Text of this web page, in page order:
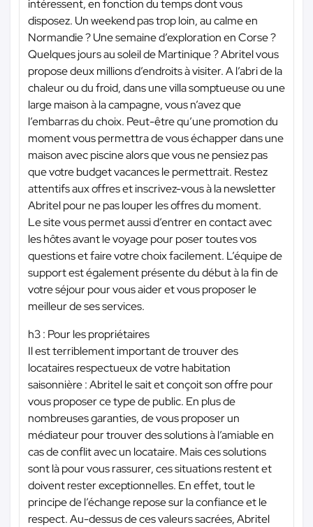
intéressent, en fonction du temps dont vous
disposez. Un weekend pas trop loin, au calme en
Normandie ? Une semaine d’exploration en Corse ?
Quelques jours au soleil de Martinique ? Abritel vous
propose deux millions d’endroits à visiter. A l’abri de la
chaleur ou du froid, dans une villa somptueuse ou une
large maison à la campagne, vous n’avez que
l’embarras du choix. Peut-être qu’une promotion du
moment vous permettra de vous échapper dans une
maison avec piscine alors que vous ne pensiez pas
que votre budget vacances le permettrait. Restez
attentifs aux offres et inscrivez-vous à la newsletter
Abritel pour ne pas louper les offres du moment.
Le site vous permet aussi d’entrer en contact avec
les hôtes avant le voyage pour poser toutes vos
questions et faire votre choix facilement. L’équipe de
support est également présente du début à la fin de
votre séjour pour vous aider et vous proposer le
meilleur de ses services.
h3 : Pour les propriétaires
Il est terriblement important de trouver des
locataires respectueux de votre habitation
saisonnière : Abritel le sait et conçoit son offre pour
vous proposer ce type de public. En plus de
nombreuses garanties, de vous proposer un
médiateur pour trouver des solutions à l’amiable en
cas de conflit avec un locataire. Mais ces solutions
sont là pour vous rassurer, ces situations restent et
doivent rester exceptionnelles. En effet, tout le
principe de l’échange repose sur la confiance et le
respect. Au-dessus de ces valeurs sacrées, Abritel